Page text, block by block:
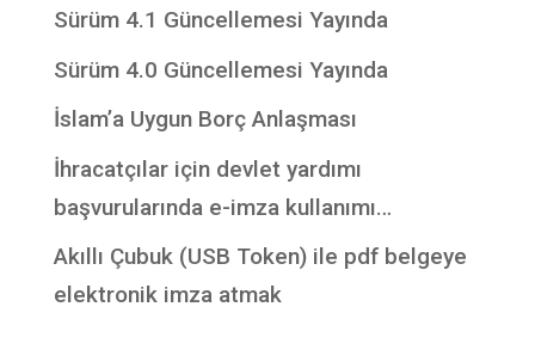
Sürüm 4.1 Güncellemesi Yayında
Sürüm 4.0 Güncellemesi Yayında
İslam’a Uygun Borç Anlaşması
İhracatçılar için devlet yardımı
başvurularında e-imza kullanımı…
Akıllı Çubuk (USB Token) ile pdf belgeye
elektronik imza atmak